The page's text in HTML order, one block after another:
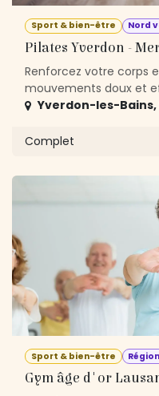
Sport & bien-être Nord
Pilates Yverdon -
Renforcez votre corps
mouvements doux et
Yverdon-les-Bains,
Complet
Sport & bien-être
Gym âge d'or